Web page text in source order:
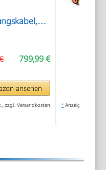
799,99 €
ansehen
zzgl. Versandkosten * Anzeige